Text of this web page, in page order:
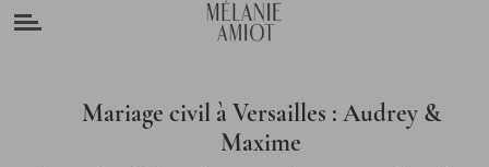
Panneau de gestion des cookies
Mariage civil à Versailles : Audrey &
Maxime